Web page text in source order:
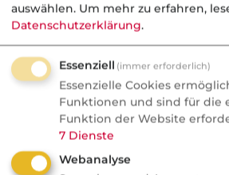
Nachrichten
Recht auf
Versicherungsschutz
Krebsüberlebende?
Fünf Jahre krebsfrei und
Versicherungsschutz. Die
ändern, die Versicherer
auswählen. Um mehr zu erfahren,
Datenschutzerklärung.
Essenziell (immer erforderlich)
Essenzielle Cookies
Funktionen und sind für die
Funktion der Website
7 Dienste
Webanalyse